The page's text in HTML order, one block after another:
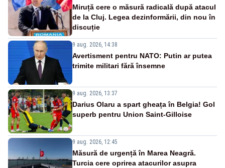
Miruță cere o măsură radicală după atacul
de la Cluj. Legea dezinformării, din nou în
discuție
9 aug. 2026, 14:38
Avertisment pentru NATO: Putin ar putea
trimite militari fără însemne
9 aug. 2026, 13:37
Darius Olaru a spart gheața în Belgia! Gol
superb pentru Union Saint-Gilloise
9 aug. 2026, 12:45
Măsură de urgență în Marea Neagră.
Turcia cere oprirea atacurilor asupra